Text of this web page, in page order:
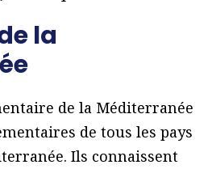
la
de la Méditerranée
de tous les pays
Ils connaissent